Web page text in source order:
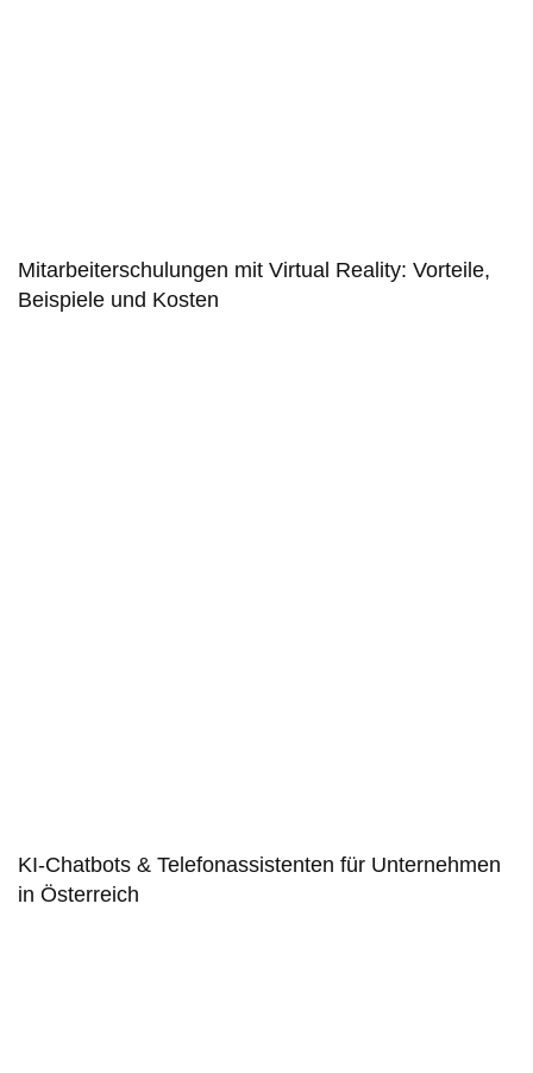
Mit­ar­bei­ter­schu­lun­gen mit Vir­tu­al Rea­li­ty: Vor­tei­le,
Bei­spie­le und Kos­ten
KI-Chatbots & Telefonassistenten für Unternehmen
in Österreich